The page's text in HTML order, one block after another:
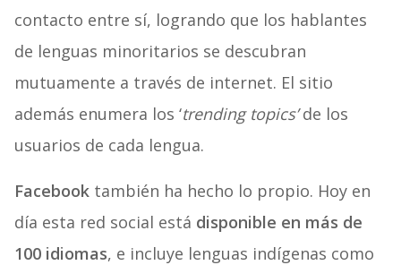
contacto entre sí, logrando que los hablantes
de lenguas minoritarios se descubran
mutuamente a través de internet. El sitio
además enumera los ‘trending topics’de los
usuarios de cada lengua.
Facebooktambién ha hecho lo propio. Hoy en
día esta red social está disponible en más de
100 idiomas, e incluye lenguas indígenas como